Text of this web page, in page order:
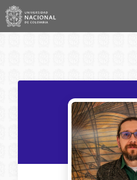
Saltar
contenido